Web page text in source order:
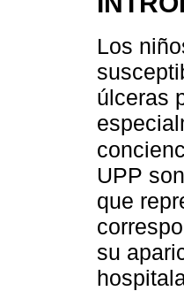
Los
úlceras
UPP
que
su